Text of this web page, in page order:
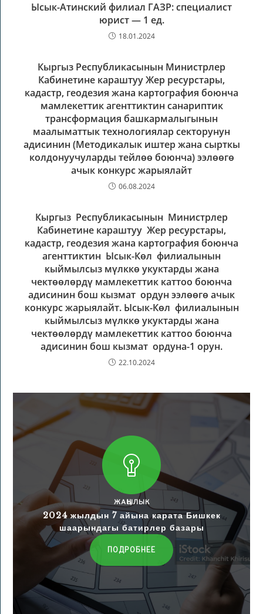
Ысык-Атинский филиал ГАЗР: специалист
юрист — 1 ед.
18.01.2024
Кыргыз Республикасынын Министрлер
Кабинетине караштуу Жер ресурстары,
кадастр, геодезия жана картография боюнча
мамлекеттик агенттиктин санариптик
трансформация башкармалыгынын
маалыматтык технологиялар секторунун
адисинин (Методикалык иштер жана сырткы
колдонуучуларды тейлөө боюнча) ээлөөгө
ачык конкурс жарыялайт
06.08.2024
Кыргыз Республикасынын Министрлер
Кабинетине караштуу Жер ресурстары,
кадастр, геодезия жана картография боюнча
агенттиктин Ысык-Көл филиалынын
кыймылсыз мүлккө укуктарды жана
чектөөлөрдү мамлекеттик каттоо боюнча
адисинин бош кызмат ордун ээлөөгө ачык
конкурс жарыялайт. Ысык-Көл филиалынын
кыймылсыз мүлккө укуктарды жана
чектөөлөрдү мамлекеттик каттоо боюнча
адисинин бош кызмат ордуна-1 орун.
22.10.2024
ЖАҢЫЛЫК
2024 жылдын 7 айына карата Бишкек
шаарындагы батирлер базары
ПОДРОБНЕЕ